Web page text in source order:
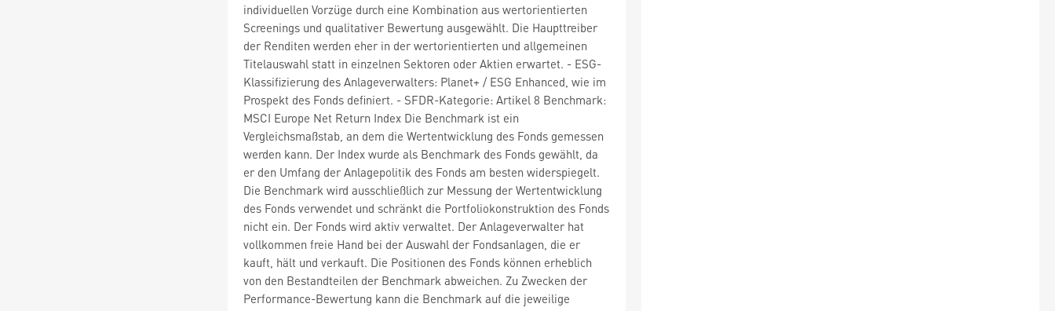
individuellen Vorzüge durch eine Kombination aus wertorientierten
Screenings und qualitativer Bewertung ausgewählt. Die Haupttreiber
der Renditen werden eher in der wertorientierten und allgemeinen
Titelauswahl statt in einzelnen Sektoren oder Aktien erwartet. - ESG-
Klassifizierung des Anlageverwalters: Planet+ / ESG Enhanced, wie im
Prospekt des Fonds definiert. - SFDR-Kategorie: Artikel 8 Benchmark:
MSCI Europe Net Return Index Die Benchmark ist ein
Vergleichsmaßstab, an dem die Wertentwicklung des Fonds gemessen
werden kann. Der Index wurde als Benchmark des Fonds gewählt, da
er den Umfang der Anlagepolitik des Fonds am besten widerspiegelt.
Die Benchmark wird ausschließlich zur Messung der Wertentwicklung
des Fonds verwendet und schränkt die Portfoliokonstruktion des Fonds
nicht ein. Der Fonds wird aktiv verwaltet. Der Anlageverwalter hat
vollkommen freie Hand bei der Auswahl der Fondsanlagen, die er
kauft, hält und verkauft. Die Positionen des Fonds können erheblich
von den Bestandteilen der Benchmark abweichen. Zu Zwecken der
Performance-Bewertung kann die Benchmark auf die jeweilige